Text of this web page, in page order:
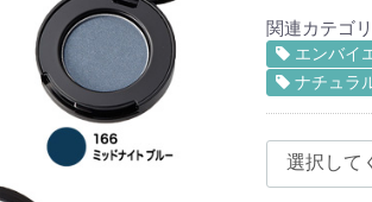
関連カテゴリ
エンバイ
ナチュラ